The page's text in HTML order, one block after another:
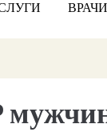
ВРАЧИ